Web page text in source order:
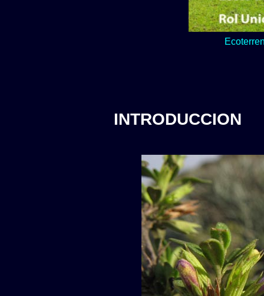
Lo verde y
INTRODUCCION